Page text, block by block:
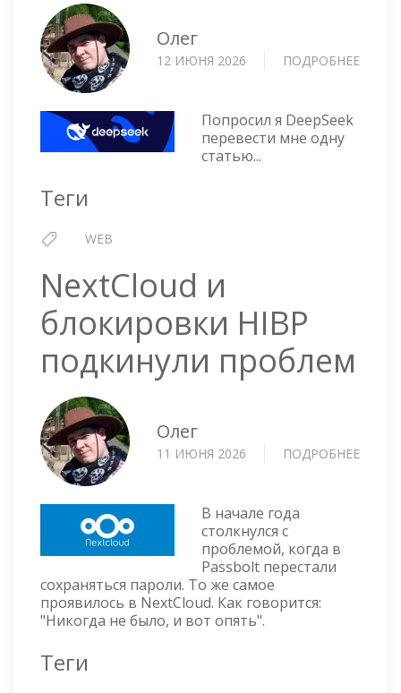
Олег
12 ИЮНЯ 2026 ПОДРОБНЕЕ
Попросил я DeepSeek
перевести мне одну
статью...
Теги
WEB
NextCloud и
блокировки HIBP
подкинули проблем
Олег
11 ИЮНЯ 2026 ПОДРОБНЕЕ
В начале года
столкнулся с
проблемой, когда в
Passbolt перестали
сохраняться пароли. То же самое
проявилось в NextCloud. Как говорится:
"Никогда не было, и вот опять".
Теги